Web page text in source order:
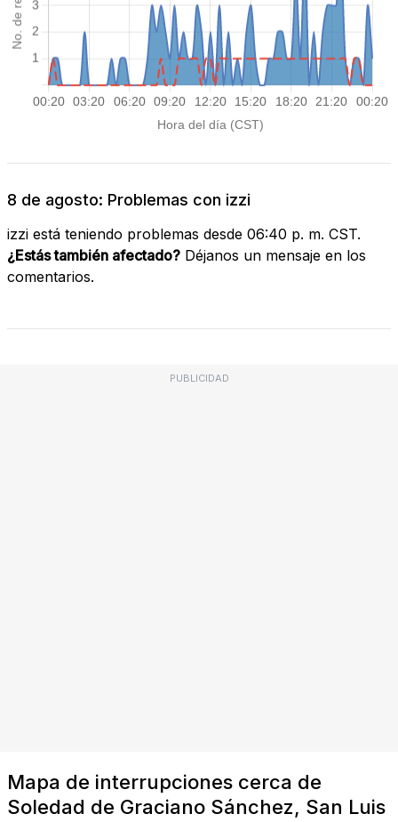
8 de agosto: Problemas con izzi
izzi está teniendo problemas desde 06:40 p. m. CST.
¿Estás también afectado? Déjanos un mensaje en los
comentarios.
PUBLICIDAD
Mapa de interrupciones cerca de
Soledad de Graciano Sánchez, San Luis